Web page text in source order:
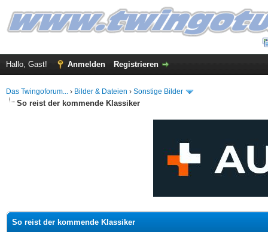
Hallo, Gast! Anmelden Registrieren
Das Twingoforum... › Bilder & Dateien › Sonstige Bilder
So reist der kommende Klassiker
So reist der kommende Klassiker